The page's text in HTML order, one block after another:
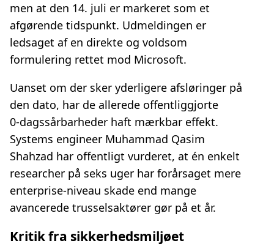
men at den 14. juli er markeret som et
afgørende tidspunkt. Udmeldingen er
ledsaget af en direkte og voldsom
formulering rettet mod Microsoft.
Uanset om der sker yderligere afsløringer på
den dato, har de allerede offentliggjorte
0‑dagssårbarheder haft mærkbar effekt.
Systems engineer Muhammad Qasim
Shahzad har offentligt vurderet, at én enkelt
researcher på seks uger har forårsaget mere
enterprise‑niveau skade end mange
avancerede trusselsaktører gør på et år.
Kritik fra sikkerhedsmiljøet